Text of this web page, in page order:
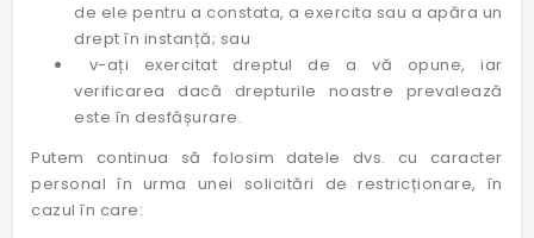
de ele pentru a constata, a exercita sau a apăra un
drept în instanță; sau
v-ați exercitat dreptul de a vă opune, iar
verificarea dacă drepturile noastre prevalează
este în desfășurare.
Putem continua să folosim datele dvs. cu caracter
personal în urma unei solicitări de restricționare, în
cazul în care: